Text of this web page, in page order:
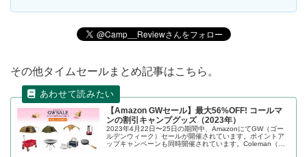
その他タイムセールまとめ記事はこちら。
【Amazon GWセール】最大56%OFF! コールマ
ンの割引キャンプグッズ（2023年）
2023年4月22日〜25日の期間中、AmazonにてGW（ゴー
ルデンウィーク）セールが開催されています。ポイントア
ップキャンペーンも同時開催されています。Coleman（コ